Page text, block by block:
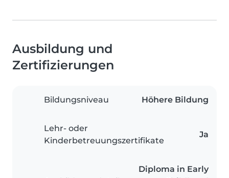
Ausbildung und
Zertifizierungen
Bildungsniveau Höhere Bildung
Lehr- oder
Kinderbetreuungszertifikate
Ja
Diploma in Early